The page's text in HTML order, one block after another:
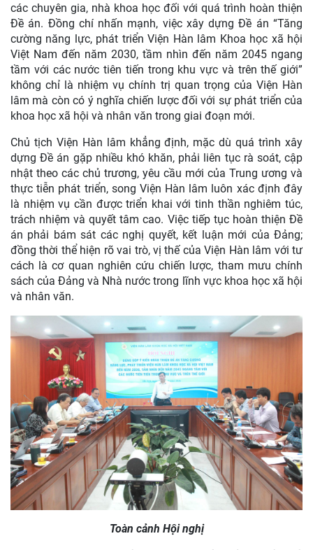
các chuyên gia, nhà khoa học đối với quá trình hoàn thiện
Đề án. Đồng chí nhấn mạnh, việc xây dựng Đề án “Tăng
cường năng lực, phát triển Viện Hàn lâm Khoa học xã hội
Việt Nam đến năm 2030, tầm nhìn đến năm 2045 ngang
tầm với các nước tiên tiến trong khu vực và trên thế giới”
không chỉ là nhiệm vụ chính trị quan trọng của Viện Hàn
lâm mà còn có ý nghĩa chiến lược đối với sự phát triển của
khoa học xã hội và nhân văn trong giai đoạn mới.
Chủ tịch Viện Hàn lâm khẳng định, mặc dù quá trình xây
dựng Đề án gặp nhiều khó khăn, phải liên tục rà soát, cập
nhật theo các chủ trương, yêu cầu mới của Trung ương và
thực tiễn phát triển, song Viện Hàn lâm luôn xác định đây
là nhiệm vụ cần được triển khai với tinh thần nghiêm túc,
trách nhiệm và quyết tâm cao. Việc tiếp tục hoàn thiện Đề
án phải bám sát các nghị quyết, kết luận mới của Đảng;
đồng thời thể hiện rõ vai trò, vị thế của Viện Hàn lâm với tư
cách là cơ quan nghiên cứu chiến lược, tham mưu chính
sách của Đảng và Nhà nước trong lĩnh vực khoa học xã hội
và nhân văn.
Toàn cảnh Hội nghị